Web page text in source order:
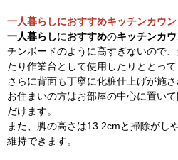
一人暮らしにおすすめキッチンカウ
一人暮らしにおすすめのキッチンカ
チンボードのように高すぎないので
たり作業台として使用したりととって
さらに背面も丁寧に化粧仕上げが施
お住まいの方はお部屋の中心に置い
だけます。
また、脚の高さは13.2cmと掃除がし
維持できます。